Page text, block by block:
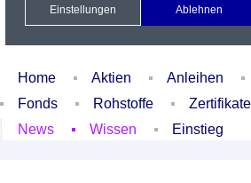
Xetra Realtime
Watchlist Portfolio
Home Aktien Anleihen
Fonds
Rohstoffe Zertifikate
News
Wissen Einstieg
Einstellungen Ablehnen